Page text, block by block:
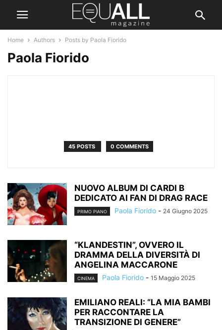
Home Authors Posts by Paola Fiorido
Paola Fiorido
45 POSTS 0 COMMENTS
NUOVO ALBUM DI CARDI B
DEDICATO AI FAN DI DRAG RACE
PRIMO PIANO Paola Fiorido - 24 Giugno 2025
“KLANDESTIN”, OVVERO IL
DRAMMA DELLA DIVERSITÀ DI
ANGELINA MACCARONE
CINEMA Paola Fiorido - 15 Maggio 2025
EMILIANO REALI: “LA MIA BAMBI
PER RACCONTARE LA
TRANSIZIONE DI GENERE”